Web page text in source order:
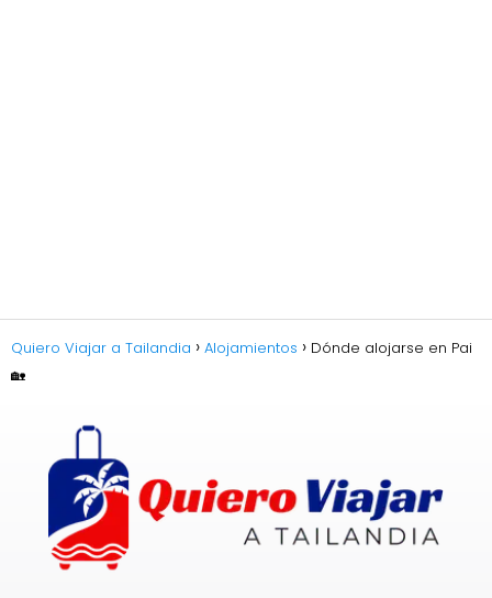
Quiero Viajar a Tailandia Alojamientos
Dónde alojarse en Pai
🏡